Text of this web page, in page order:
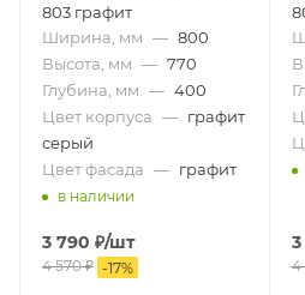
803 графит
Ширина, мм — 800
Высота, мм — 770
Глубина, мм — 400
Цвет корпуса — графит
серый
Цвет фасада — графит
в наличии
3 790 ₽/шт
4 570₽ -17% 4